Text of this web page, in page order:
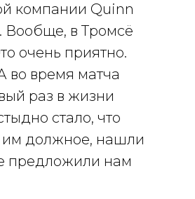
компании Quinn
в Тромсё
очень приятно.
время матча
раз в жизни
стало, что
им должное, нашли
предложили нам